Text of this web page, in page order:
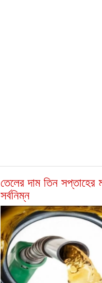
তেলের দাম তিন সপ্তাহের
সর্বনিম্ন